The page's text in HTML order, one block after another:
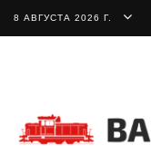
8 АВГУСТА 2026 Г.